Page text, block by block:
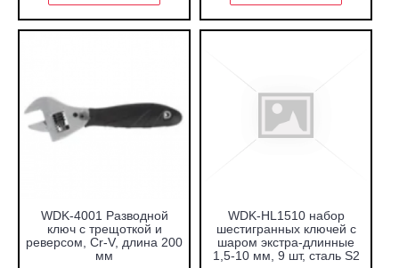
WDK-4001 Разводной
ключ с трещоткой и
реверсом, Cr-V, длина 200
мм
WDK-HL1510 набор
шестигранных ключей с
шаром экстра-длинные
1,5-10 мм, 9 шт, сталь S2